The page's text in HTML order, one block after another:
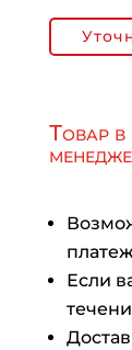
Товар в
Если